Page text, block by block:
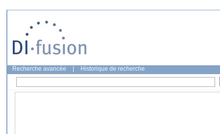
Recherche avancée Historique de recherche